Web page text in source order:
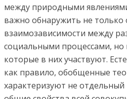
между природными
важно обнаружить не только
взаимозависимости между
социальными процессами,
которые в них участвуют.
как правило, обобщенные
характеризуют не